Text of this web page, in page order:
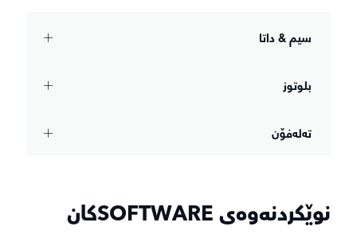
سیم & داتا
بلوتوز
تەلەفۆن
نوێکردنەوەی SOFTWAREکان